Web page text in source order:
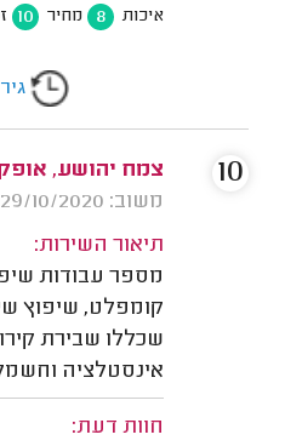
איכות 8 מחיר 10
צמח יהושע,
משוב: 29/10/2020
תיאור השירות:
מספר עבודות
קומפלט, שיפוץ
שכללו שבירת
אינסטלציה
חוות דעת:
10